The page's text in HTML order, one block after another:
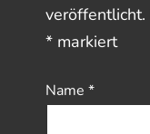
veröffentlicht.
* markiert
Name*